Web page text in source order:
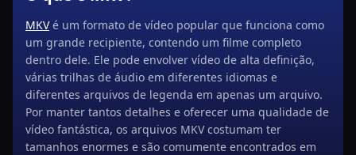
MKVé um formato de vídeo popular que funciona como
um grande recipiente, contendo um filme completo
dentro dele. Ele pode envolver vídeo de alta definição,
várias trilhas de áudio em diferentes idiomas e
diferentes arquivos de legenda em apenas um arquivo.
Por manter tantos detalhes e oferecer uma qualidade de
vídeo fantástica, os arquivos MKV costumam ter
tamanhos enormes e são comumente encontrados em